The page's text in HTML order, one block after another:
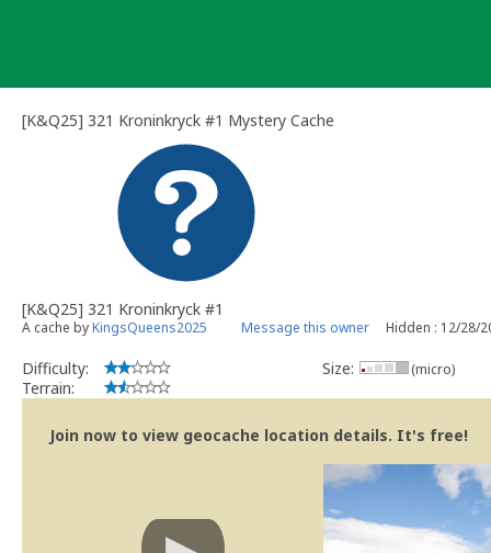
[K&Q25] 321 Kroninkryck #1 Mystery Cache
[K&Q25] 321 Kroninkryck #1
A cache byKingsQueens2025 Message this owner Hidden : 12/28/
Difficulty:
Terrain:
Size: (micro)
Join now to view geocache location details. It's free!